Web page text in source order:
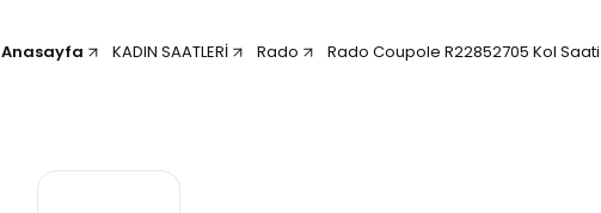
Anasayfa KADIN SAATLERİ Rado Rado Coupole R22852705 Kol Saati